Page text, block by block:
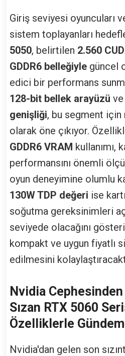
Giriş seviyesi oyuncuları
sistem toplayanları
5050, belirtilen 2.560
GDDR6 belleğiyle güncel
edici bir performans
128-bit bellek arayüzü ve
genişliği, bu segment
olarak öne çıkıyor.
GDDR6 VRAM kullanımı,
performansını önemli
oyun deneyimine olumlu
130W TDP değeri ise
soğutma gereksinimleri
seviyede olacağını
kompakt ve uygun fiyatlı
edilmesini
Nvidia
Sızan RTX 5060
Özelliklerle
Nvidia'dan gelen son